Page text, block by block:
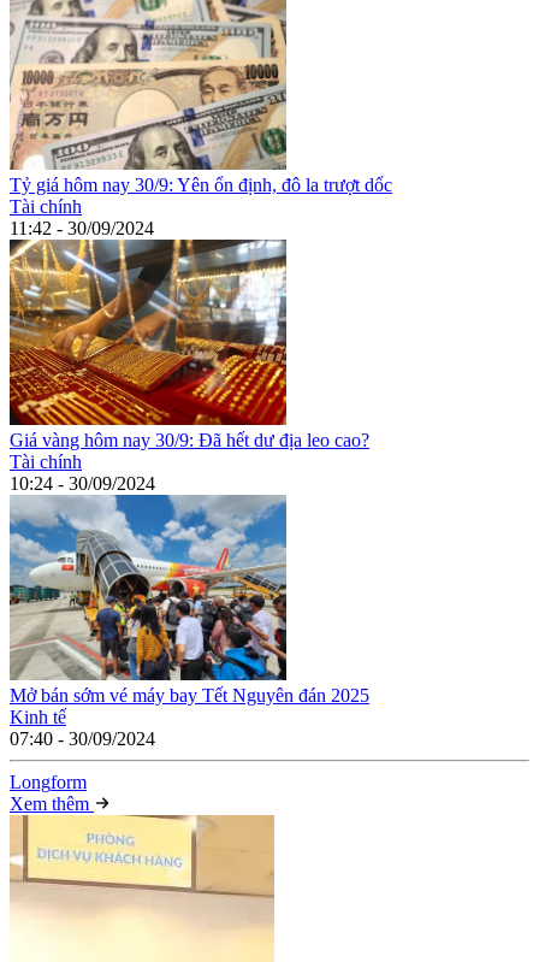
Tỷ giá hôm nay 30/9: Yên ổn định, đô la trượt dốc
Tài chính
11:42 - 30/09/2024
Giá vàng hôm nay 30/9: Đã hết dư địa leo cao?
Tài chính
10:24 - 30/09/2024
Mở bán sớm vé máy bay Tết Nguyên đán 2025
Kinh tế
07:40 - 30/09/2024
Longform
Xem thêm